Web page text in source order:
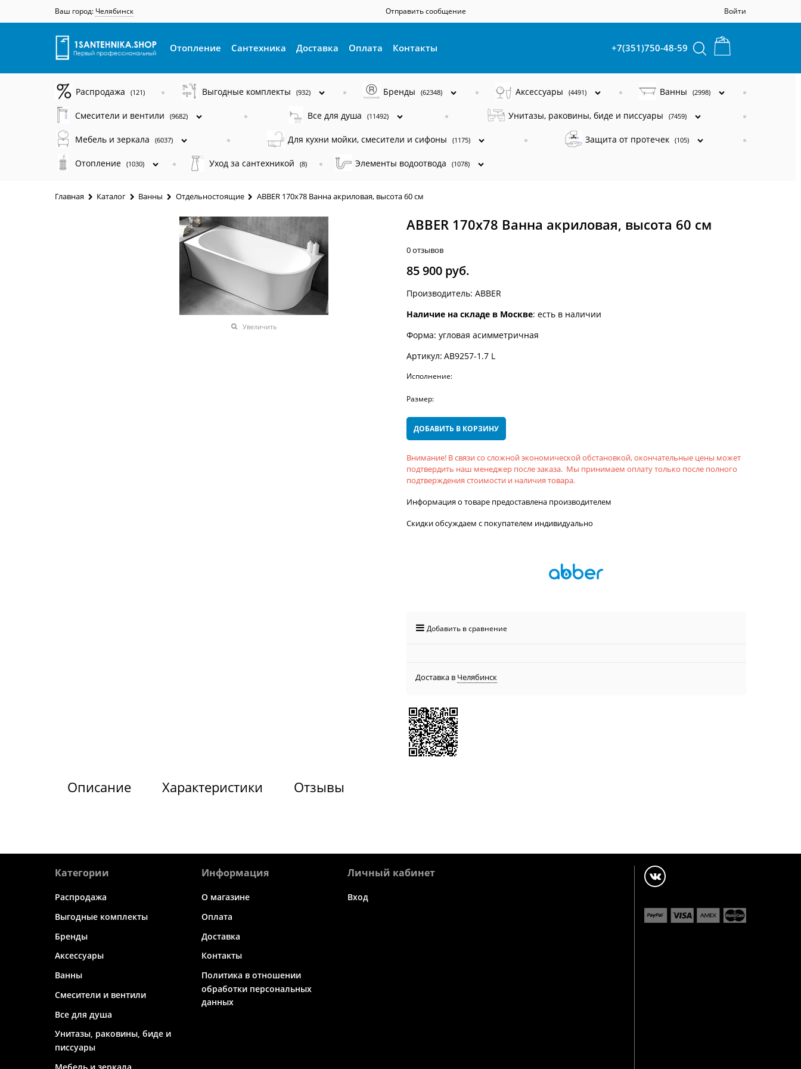
Ваш город: Челябинск Отправить сообщение Войти
Отопление Сантехника Доставка Оплата Контакты +7(351)750-48-59
Распродажа (121) Выгодные комплекты (932) Бренды (62348) Аксессуары (4491) Ванны (2998)
Смесители и вентили (9682) Все для душа (11492) Унитазы, раковины, биде и писсуары (7459)
Мебель и зеркала (6037) Для кухни мойки, смесители и сифоны (1175) Защита от протечек (105)
Отопление (1030) Уход за сантехникой (8) Элементы водоотвода (1078)
Главная Каталог Ванны Отдельностоящие ABBER 170x78 Ванна акриловая, высота 60 см
Увеличить
ABBER 170x78 Ванна акриловая, высота 60 см
0 отзывов
85 900 руб.
Производитель: ABBER
Наличие на складе в Москве: есть в наличии
Форма: угловая асимметричная
Артикул: AB9257-1.7 L
Исполнение:
Размер:
ДОБАВИТЬ В КОРЗИНУ
Внимание! В связи со сложной экономической обстановкой, окончательные цены может
подтвердить наш менеджер после заказа. Мы принимаем оплату только после полного
подтверждения стоимости и наличия товара.
Информация о товаре предоставлена производителем
Скидки обсуждаем с покупателем индивидуально
Добавить в сравнение
Доставка в Челябинск
Описание Характеристики Отзывы
Категории
Распродажа
Выгодные комплекты
Бренды
Аксессуары
Ванны
Смесители и вентили
Все для душа
Унитазы, раковины, биде и
писсуары
Мебель и зеркала
Информация
О магазине
Оплата
Доставка
Контакты
Политика в отношении
обработки персональных
данных
Личный кабинет
Вход